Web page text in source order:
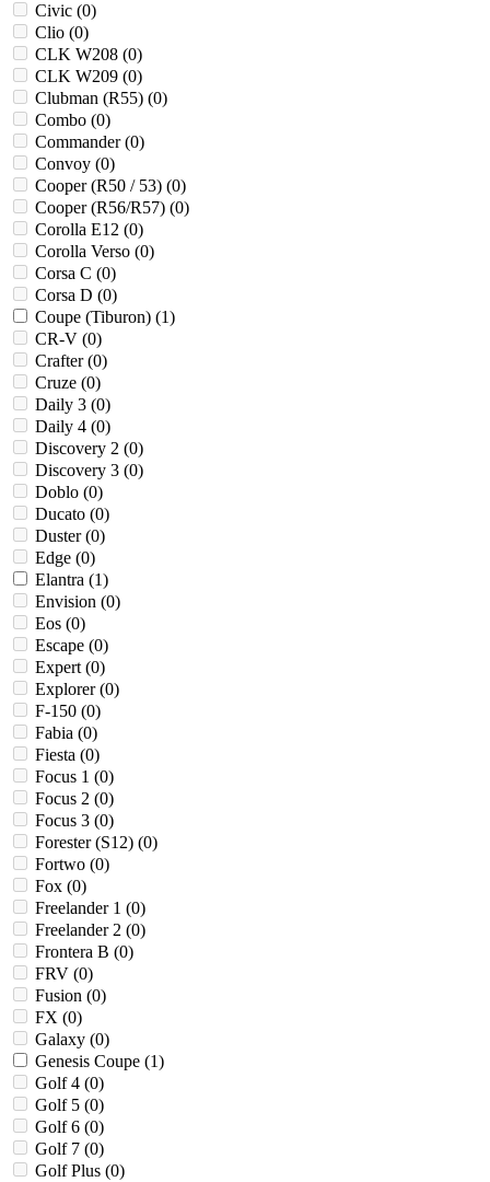
Civic (0)
Clio (0)
CLK W208 (0)
CLK W209 (0)
Clubman (R55) (0)
Combo (0)
Commander (0)
Convoy (0)
Cooper (R50 / 53) (0)
Cooper (R56/R57) (0)
Corolla E12 (0)
Corolla Verso (0)
Corsa C (0)
Corsa D (0)
Coupe (Tiburon) (1)
CR-V (0)
Crafter (0)
Cruze (0)
Daily 3 (0)
Daily 4 (0)
Discovery 2 (0)
Discovery 3 (0)
Doblo (0)
Ducato (0)
Duster (0)
Edge (0)
Elantra (1)
Envision (0)
Eos (0)
Escape (0)
Expert (0)
Explorer (0)
F-150 (0)
Fabia (0)
Fiesta (0)
Focus 1 (0)
Focus 2 (0)
Focus 3 (0)
Forester (S12) (0)
Fortwo (0)
Fox (0)
Freelander 1 (0)
Freelander 2 (0)
Frontera B (0)
FRV (0)
Fusion (0)
FX (0)
Galaxy (0)
Genesis Coupe (1)
Golf 4 (0)
Golf 5 (0)
Golf 6 (0)
Golf 7 (0)
Golf Plus (0)